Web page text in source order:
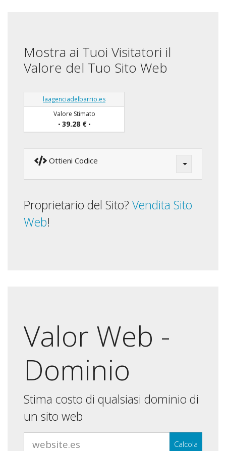
Mostra ai Tuoi Visitatori il
Valore del Tuo Sito Web
laagenciadelbarrio.es
Valore Stimato
• 39.28 €•
Ottieni Codice
Proprietario del Sito? Vendita Sito
Web!
Valor Web -
Dominio
Stima costo di qualsiasi dominio di
un sito web
Calcola